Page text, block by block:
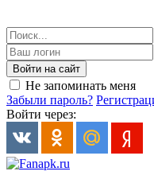
Войти на сайт
Не запоминать меня
Забыли пароль?
Войти через: